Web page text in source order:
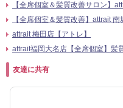
【全席個室＆髪質改善サロン】
【全席個室＆髪質改善】attrait
attrait 梅田店【アトレ】
attrait福岡大名店【全席個室】髪
友達に共有